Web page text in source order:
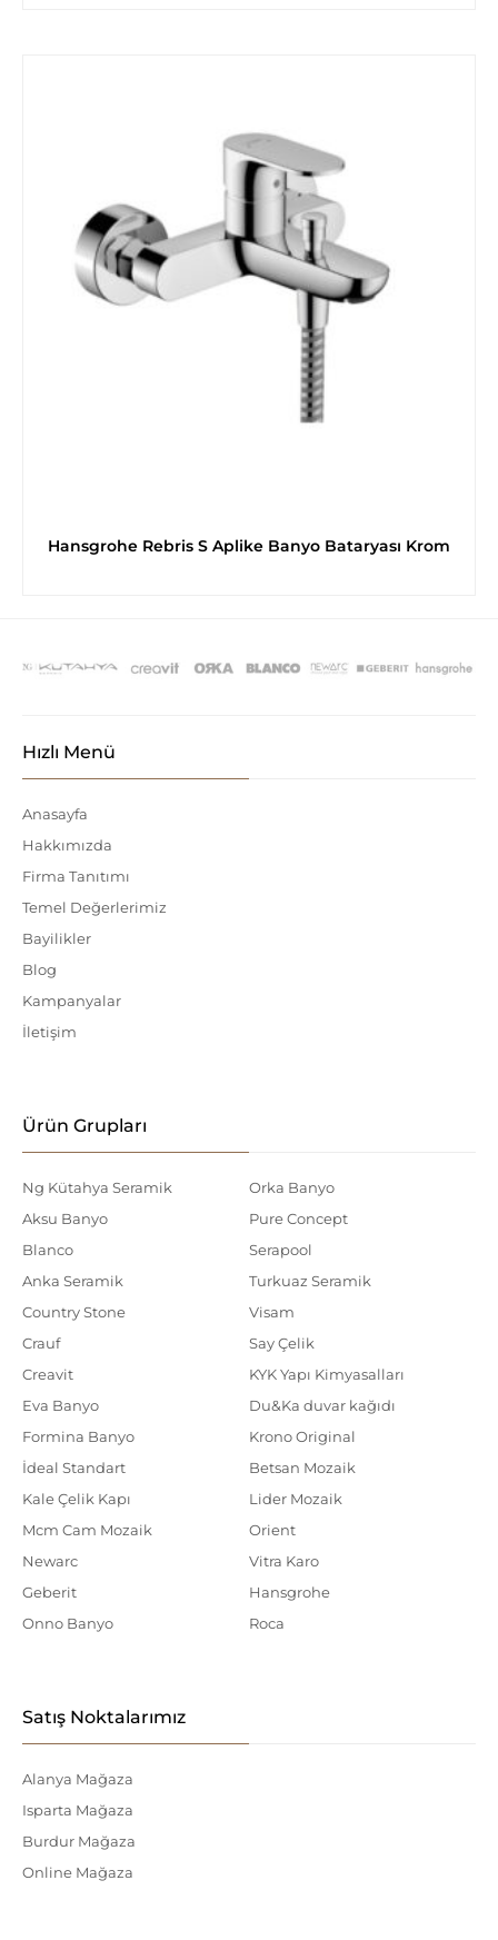
Hansgrohe Rebris S Aplike Banyo Bataryası Krom
Hızlı Menü
Anasayfa
Hakkımızda
Firma Tanıtımı
Temel Değerlerimiz
Bayilikler
Blog
Kampanyalar
İletişim
Ürün Grupları
Ng Kütahya Seramik
Aksu Banyo
Blanco
Anka Seramik
Country Stone
Crauf
Creavit
Eva Banyo
Formina Banyo
İdeal Standart
Kale Çelik Kapı
Mcm Cam Mozaik
Newarc
Geberit
Onno Banyo
Orka Banyo
Pure Concept
Serapool
Turkuaz Seramik
Visam
Say Çelik
KYK Yapı Kimyasalları
Du&Ka duvar kağıdı
Krono Original
Betsan Mozaik
Lider Mozaik
Orient
Vitra Karo
Hansgrohe
Roca
Satış Noktalarımız
Alanya Mağaza
Isparta Mağaza
Burdur Mağaza
Online Mağaza